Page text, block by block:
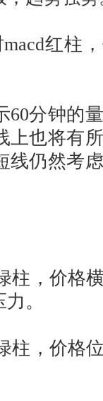
红柱，
分钟的量
上也将有
线仍然考
，价格
。
，价格